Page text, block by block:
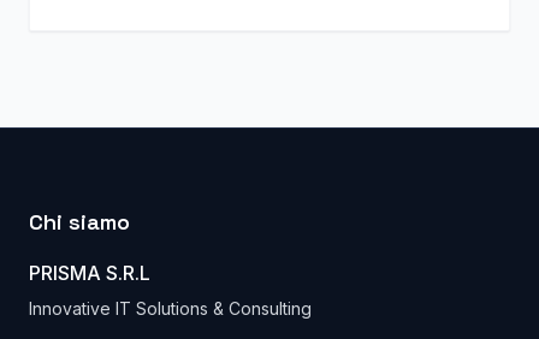
Chi siamo
PRISMA S.R.L
Innovative IT Solutions & Consulting